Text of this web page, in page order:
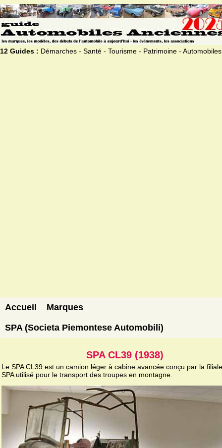
12 Guides : Démarches - Santé - Tourisme - Patrimoine - Automobiles
Accueil Marques
SPA (Societa Piemontese Automobili)
SPA CL39 (1938)
Le SPA CL39 est un camion léger à cabine avancée conçu par la
SPA utilisé pour le transport des troupes en montagne.